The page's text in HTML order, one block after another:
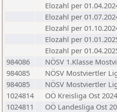
Elozahl per
Elozahl per
Elozahl per
Elozahl per
Elozahl per
984086
NÖSV 1.Klasse
984085
NÖSV Mostviertler
984085
NÖSV Mostviertler
1024814
OÖ Kreisliga Ost
1024811
OÖ Landesliga Ost